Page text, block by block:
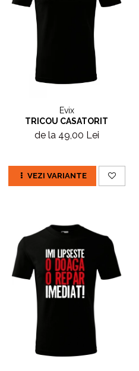
Evix
TRICOU CASATORIT
de la 49,00 Lei
VEZI VARIANTE